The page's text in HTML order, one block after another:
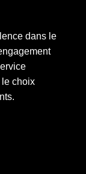
dans le
choix